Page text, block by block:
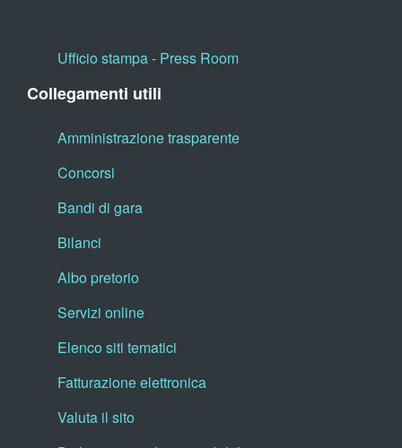
Ufficio stampa - Press Room
Collegamenti utili
Amministrazione trasparente
Concorsi
Bandi di gara
Bilanci
Albo pretorio
Servizi online
Elenco siti tematici
Fatturazione elettronica
Valuta il sito